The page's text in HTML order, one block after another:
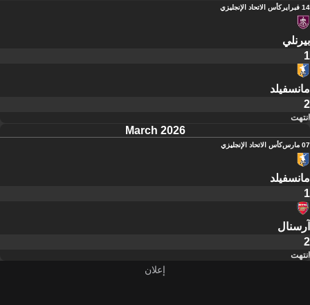
14 فبراير كأس الاتحاد الإنجليزي
بيرنلي
1
مانسفيلد
2
انتهت
March 2026
07 مارس كأس الاتحاد الإنجليزي
مانسفيلد
1
آرسنال
2
انتهت